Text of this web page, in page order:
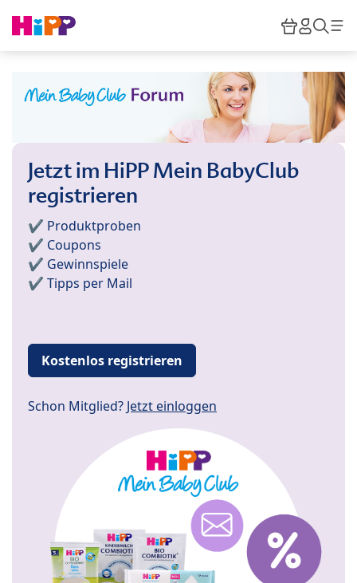
HiPP
Jetzt im HiPP Mein BabyClub
registrieren
✔️ Produktproben
✔️ Coupons
✔️ Gewinnspiele
✔️ Tipps per Mail
Kostenlos registrieren
Schon Mitglied? Jetzt einloggen